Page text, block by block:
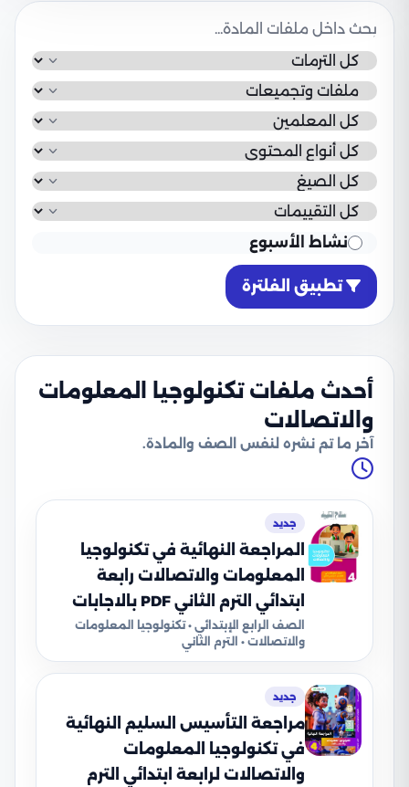
نشاط الأسبوع
تطبيق الفلترة
أحدث ملفات تكنولوجيا المعلومات
والاتصالات
آخر ما تم نشره لنفس الصف والمادة.
جديد
المراجعة النهائية في تكنولوجيا
المعلومات والاتصالات رابعة
ابتدائي الترم الثاني PDF بالاجابات
الصف الرابع الإبتدائي • تكنولوجيا المعلومات
والاتصالات • الترم الثاني
جديد
مراجعة التأسيس السليم النهائية
في تكنولوجيا المعلومات
والاتصالات لرابعة ابتدائي الترم